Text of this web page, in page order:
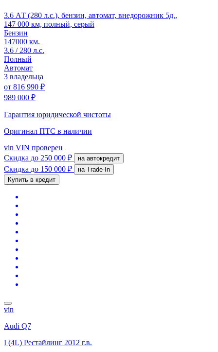
3.6 АТ (280 л.с.), бензин, автомат, внедорожник 5д.,
147 000 км, полный, серый
Бензин
147000 км.
3.6 / 280 л.с.
Полный
Автомат
3 владельца
от 816 990 ₽
989 000 ₽
Гарантия юридической чистоты
Оригинал ПТС в наличии
vin VIN проверен
Скидка до 250 000 ₽ на автокредит
Скидка до 150 000 ₽
на Trade-In
Купить в кредит
vin
Audi Q7
I (4L) Рестайлинг 2012 г.в.